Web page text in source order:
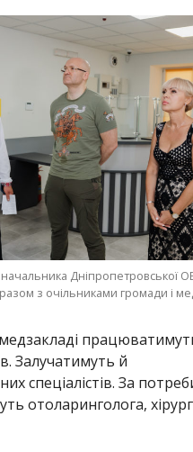
Дніпропетровської
з очільниками громади і
працюватимуть
Залучатимуть й
отоларинголога,